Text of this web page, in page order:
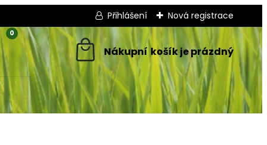
Přihlášení Nová registrace
0